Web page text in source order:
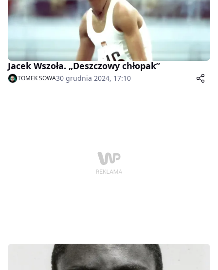
Jacek Wszoła. „Deszczowy chłopak”
TOMEK SOWA30 grudnia 2024, 17:10